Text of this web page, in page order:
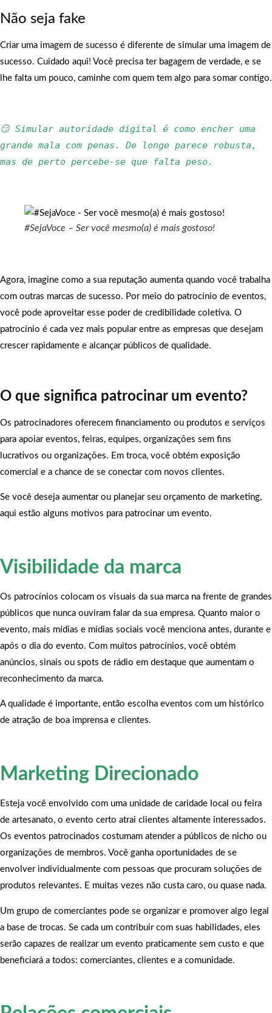
Não seja fake
Criar uma imagem de sucesso é diferente de simular uma imagem de
sucesso. Cuidado aqui! Você precisa ter bagagem de verdade, e se
lhe falta um pouco, caminhe com quem tem algo para somar contigo.
😏 Simular autoridade digital é como encher uma
grande mala com penas. De longe parece robusta,
#SejaVoce – Ser você mesmo(a) é mais gostoso!
Agora, imagine como a sua reputação aumenta quando você trabalha
com outras marcas de sucesso. Por meio do patrocínio de eventos,
você pode aproveitar esse poder de credibilidade coletiva. O
patrocínio é cada vez mais popular entre as empresas que desejam
crescer rapidamente e alcançar públicos de qualidade.
O que significa patrocinar um evento?
Os patrocinadores oferecem financiamento ou produtos e serviços
para apoiar eventos, feiras, equipes, organizações sem fins
lucrativos ou organizações. Em troca, você obtém exposição
comercial e a chance de se conectar com novos clientes.
Se você deseja aumentar ou planejar seu orçamento de marketing,
aqui estão alguns motivos para patrocinar um evento.
Visibilidade da marca
Os patrocínios colocam os visuais da sua marca na frente de grandes
públicos que nunca ouviram falar da sua empresa. Quanto maior o
evento, mais mídias e mídias sociais você menciona antes, durante e
após o dia do evento. Com muitos patrocínios, você obtém
anúncios, sinais ou spots de rádio em destaque que aumentam o
reconhecimento da marca.
A qualidade é importante, então escolha eventos com um histórico
de atração de boa imprensa e clientes.
Marketing Direcionado
Esteja você envolvido com uma unidade de caridade local ou feira
de artesanato, o evento certo atrai clientes altamente interessados.
Os eventos patrocinados costumam atender a públicos de nicho ou
organizações de membros. Você ganha oportunidades de se
envolver individualmente com pessoas que procuram soluções de
produtos relevantes. E muitas vezes não custa caro, ou quase nada.
Um grupo de comerciantes pode se organizar e promover algo legal
a base de trocas. Se cada um contribuir com suas habilidades, eles
serão capazes de realizar um evento praticamente sem custo e que
beneficiará a todos: comerciantes, clientes e a comunidade.